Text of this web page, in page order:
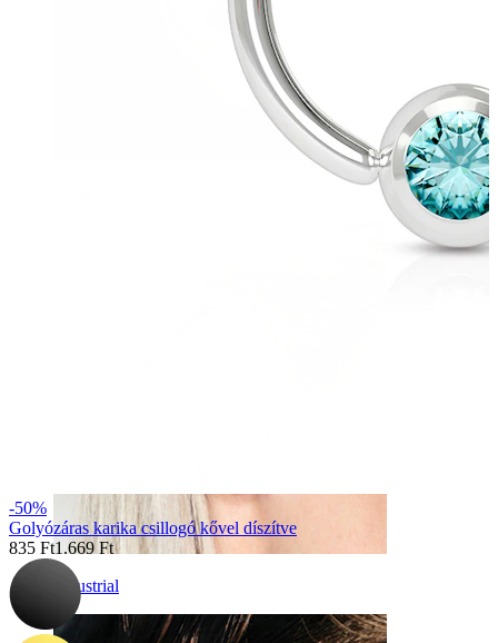
Industrial
-50%
Golyózáras karika csillogó kővel díszítve
835 Ft1.669 Ft